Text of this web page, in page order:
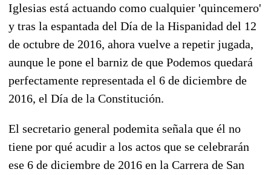
Iglesias está actuando como cualquier 'quincemero'
y tras la espantada del Día de la Hispanidad del 12
de octubre de 2016, ahora vuelve a repetir jugada,
aunque le pone el barniz de que Podemos quedará
perfectamente representada el 6 de diciembre de
2016, el Día de la Constitución.
El secretario general podemita señala que él no
tiene por qué acudir a los actos que se celebrarán
ese 6 de diciembre de 2016 en la Carrera de San